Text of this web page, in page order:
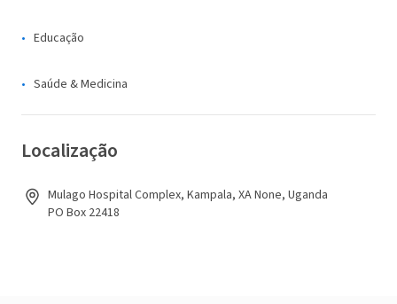
Educação
Saúde & Medicina
Localização
Mulago Hospital Complex, Kampala, XA None, Uganda
PO Box 22418